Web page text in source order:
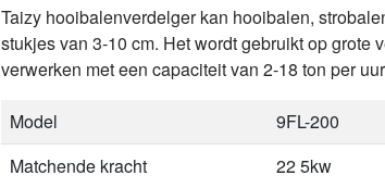
Taizy hooibalenverdelger kan hooibalen,
stukjes van 3-10 cm. Het wordt gebruikt op grote
verwerken met een capaciteit van 2-18 ton per
Model
9FL-200
Matchende kracht
22 5kw